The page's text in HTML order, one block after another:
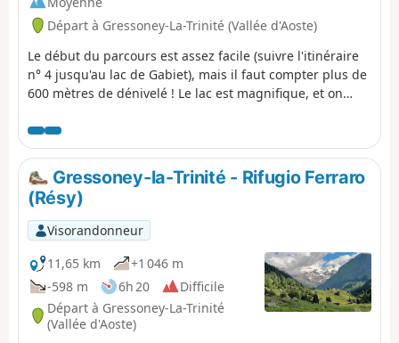
Départ à Gressoney-La-Trinité (Vallée d'Aoste)
Le début du parcours est assez facile (suivre l'itinéraire
n° 4 jusqu'au lac de Gabiet), mais il faut compter plus de
600 mètres de dénivelé ! Le lac est magnifique, et on
loin.
Gressoney-la-Trinité - Rifugio Ferraro
(Résy)
Visorandonneur
11,65 km
+1 046 m
-598 m
6h 20
Difficile
Départ à Gressoney-La-Trinité
(Vallée d'Aoste)